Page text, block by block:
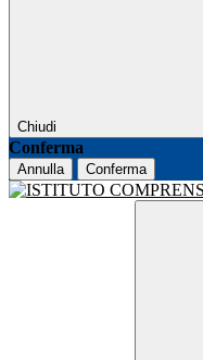
Chiudi
Conferma
Annulla Conferma